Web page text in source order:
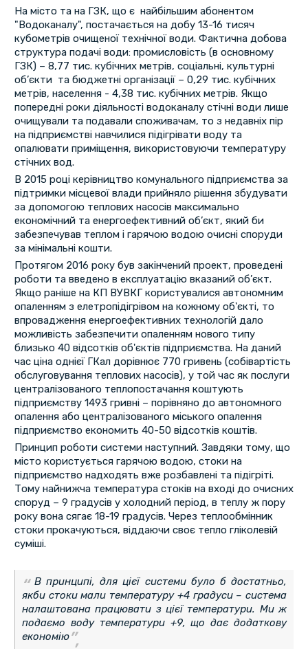
На місто та на ГЗК, що є найбільшим абонентом
"Водоканалу", постачається на добу 13-16 тисяч
кубометрів очищеної технічної води. Фактична добова
структура подачі води: промисловість (в основному
ГЗК) – 8,77 тис. кубічних метрів, соціальні, культурні
об’єкти та бюджетні організації – 0,29 тис. кубічних
метрів, населення - 4,38 тис. кубічних метрів. Якщо
попередні роки діяльності водоканалу стічні води лише
очищували та подавали споживачам, то з недавніх пір
на підприємстві навчилися підігрівати воду та
опалювати приміщення, використовуючи температуру
стічних вод.
В 2015 році керівництво комунального підприємства за
підтримки місцевої влади прийняло рішення збудувати
за допомогою теплових насосів максимально
економічний та енергоефективний об’єкт, який би
забезпечував теплом і гарячою водою очисні споруди
за мінімальні кошти.
Протягом 2016 року був закінчений проект, проведені
роботи та введено в експлуатацію вказаний об’єкт.
Якщо раніше на КП ВУВКГ користувалися автономним
опаленням з елетропідігрівом на кожному об'єкті, то
впровадження енергоефективних технологій дало
можливість забезпечити опаленням нового типу
близько 40 відсотків об'єктів підприємства. На даний
час ціна однієї ГКал дорівнює 770 гривень (собівартість
обслуговування теплових насосів), у той час як послуги
централізованого теплопостачання коштують
підприємству 1493 гривні – порівняно до автономного
опалення або централізованого міського опалення
підприємство економить 40-50 відсотків коштів.
Принцип роботи системи наступний. Завдяки тому, що
місто користується гарячою водою, стоки на
підприємство надходять вже розбавлені та підігріті.
Тому найнижча температура стоків на вході до очисних
споруд – 9 градусів у холодний період, в теплу ж пору
року вона сягає 18-19 градусів. Через теплообмінник
стоки прокачуються, віддаючи своє тепло гліколевій
суміші.
В принципі, для цієї системи було б достатньо,
якби стоки мали температуру +4 градуси – система
налаштована працювати з цієї температури. Ми ж
подаємо воду температури +9, що дає додаткову
економію